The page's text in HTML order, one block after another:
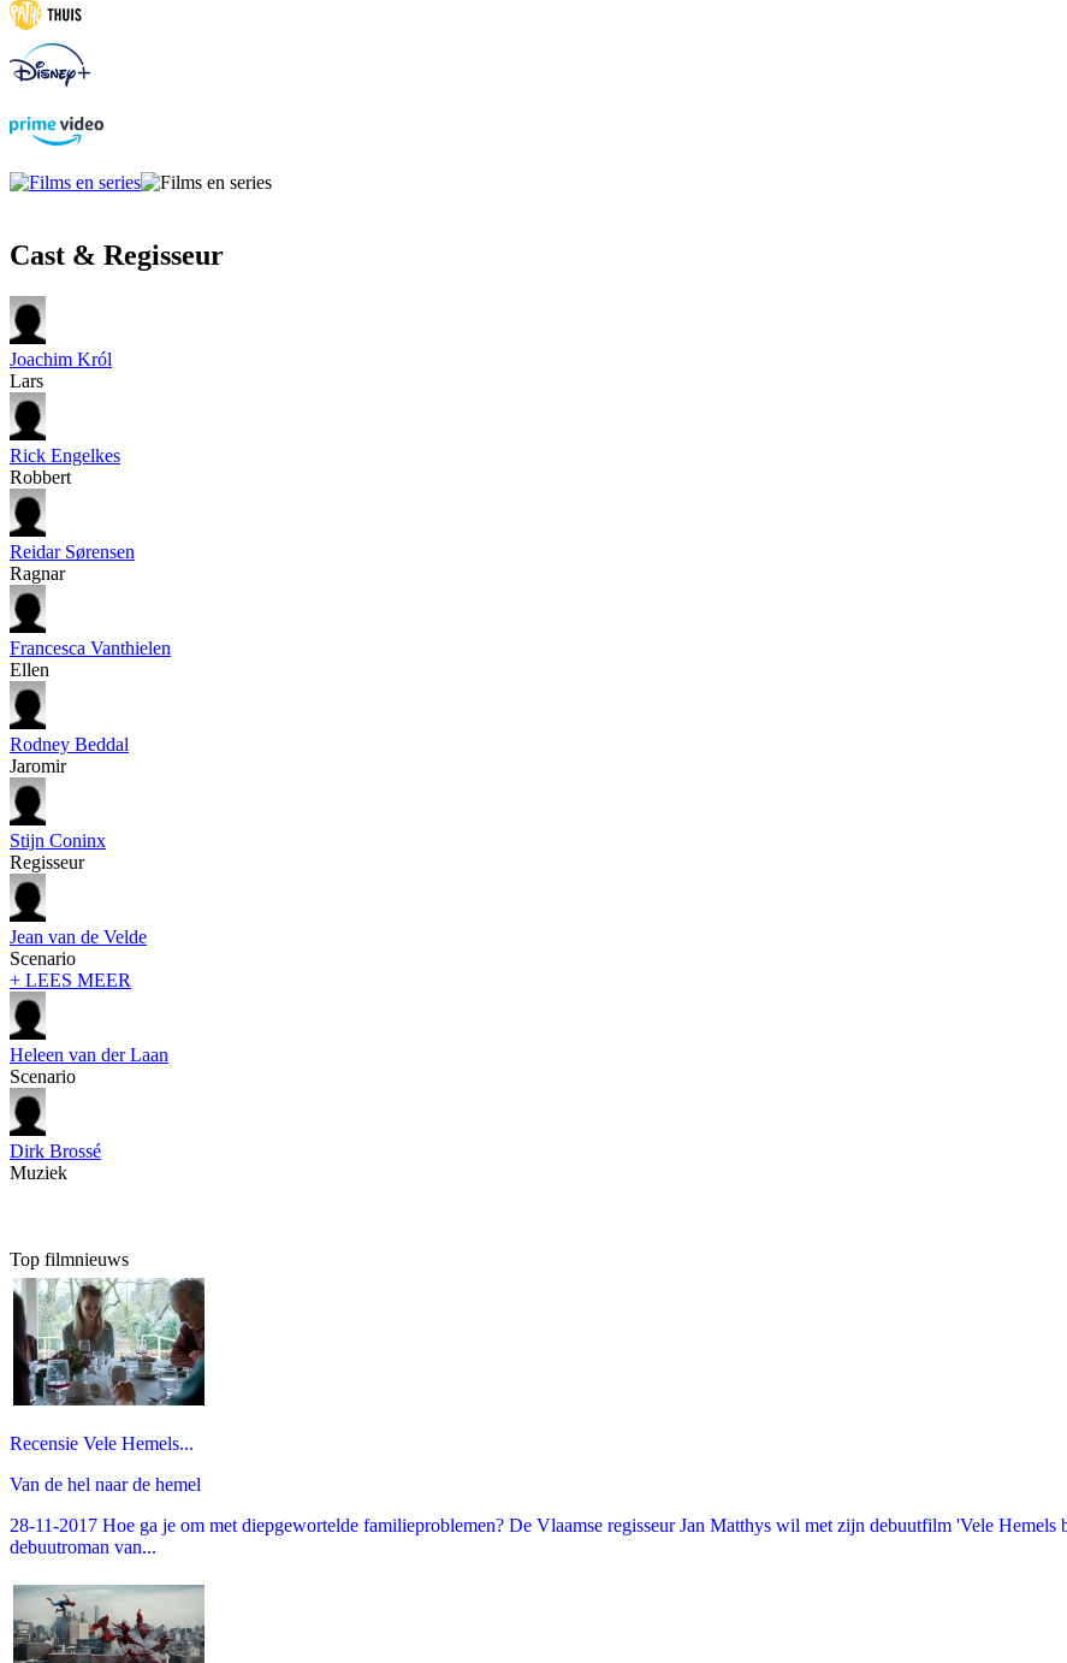
Cast & Regisseur
Joachim Król
Lars
Rick Engelkes
Robbert
Reidar Sørensen
Ragnar
Francesca Vanthielen
Ellen
Rodney Beddal
Jaromir
Stijn Coninx
Regisseur
Jean van de Velde
Scenario
+ LEES MEER
Heleen van der Laan
Scenario
Dirk Brossé
Muziek
Top filmnieuws
Recensie Vele Hemels...
Van de hel naar de hemel
28-11-2017 Hoe ga je om met diepgewortelde familieproblemen? De Vlaamse regisseur Jan Matthys wil met zijn debuutfilm 'Vele Hemels
debuutroman van...